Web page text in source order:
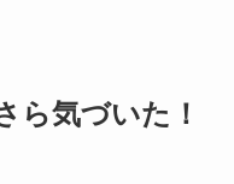
ら気づいた！